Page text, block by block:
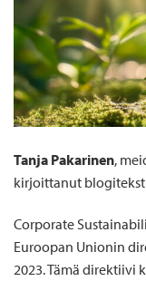
Tanja Pakarinen,
kirjoittanut
Corporate
Euroopan Unionin
2023. Tämä direktiivi